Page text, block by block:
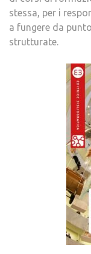
stessa, per i
a fungere da
strutturate.